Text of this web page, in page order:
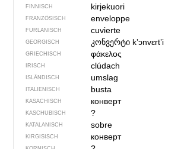
FINNISCH kirjekuori
FRANZÖSISCH enveloppe
FURLANISCH cuvierte
GEORGISCH კონვერტი kʼɔnvɛrtʼi
GRIECHISCH φάκελος
IRISCH clúdach
ISLÄNDISCH umslag
ITALIENISCH busta
KASACHISCH конверт
KASCHUBISCH ?
KATALANISCH sobre
KIRGISISCH конверт